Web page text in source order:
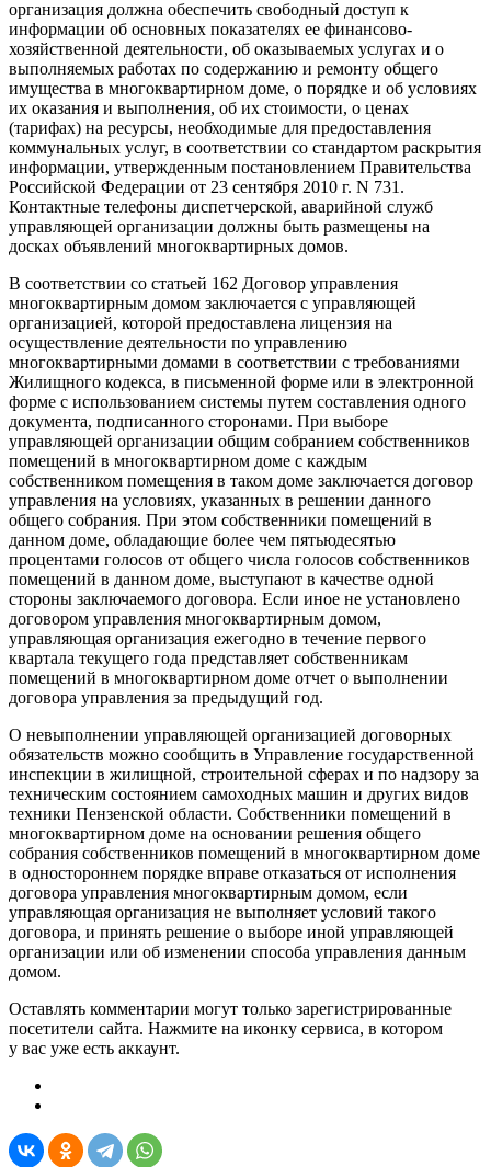
организация должна обеспечить свободный доступ к
информации об основных показателях ее финансово-
хозяйственной деятельности, об оказываемых услугах и о
выполняемых работах по содержанию и ремонту общего
имущества в многоквартирном доме, о порядке и об условиях
их оказания и выполнения, об их стоимости, о ценах
(тарифах) на ресурсы, необходимые для предоставления
коммунальных услуг, в соответствии со стандартом раскрытия
информации, утвержденным постановлением Правительства
Российской Федерации от 23 сентября 2010 г. N 731.
Контактные телефоны диспетчерской, аварийной служб
управляющей организации должны быть размещены на
досках объявлений многоквартирных домов.
В соответствии со статьей 162 Договор управления
многоквартирным домом заключается с управляющей
организацией, которой предоставлена лицензия на
осуществление деятельности по управлению
многоквартирными домами в соответствии с требованиями
Жилищного кодекса, в письменной форме или в электронной
форме с использованием системы путем составления одного
документа, подписанного сторонами. При выборе
управляющей организации общим собранием собственников
помещений в многоквартирном доме с каждым
собственником помещения в таком доме заключается договор
управления на условиях, указанных в решении данного
общего собрания. При этом собственники помещений в
данном доме, обладающие более чем пятьюдесятью
процентами голосов от общего числа голосов собственников
помещений в данном доме, выступают в качестве одной
стороны заключаемого договора. Если иное не установлено
договором управления многоквартирным домом,
управляющая организация ежегодно в течение первого
квартала текущего года представляет собственникам
помещений в многоквартирном доме отчет о выполнении
договора управления за предыдущий год.
О невыполнении управляющей организацией договорных
обязательств можно сообщить в Управление государственной
инспекции в жилищной, строительной сферах и по надзору за
техническим состоянием самоходных машин и других видов
техники Пензенской области. Собственники помещений в
многоквартирном доме на основании решения общего
собрания собственников помещений в многоквартирном доме
в одностороннем порядке вправе отказаться от исполнения
договора управления многоквартирным домом, если
управляющая организация не выполняет условий такого
договора, и принять решение о выборе иной управляющей
организации или об изменении способа управления данным
домом.
Оставлять комментарии могут только зарегистрированные
посетители сайта. Нажмите на иконку сервиса, в котором
у вас уже есть аккаунт.